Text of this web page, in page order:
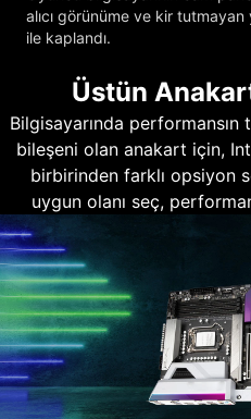
alıcı görünüme ve kir tutmayan
ile kaplandı.
Üstün
Bilgisayarında
bileşeni olan anakart için,
birbirinden farklı opsiyon
uygun olanı seç,